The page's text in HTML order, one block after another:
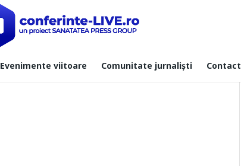
Evenimente viitoare Comunitate jurnaliști Contact